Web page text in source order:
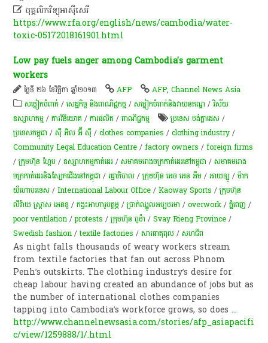
 បុគ្គលិកវិទ្យុ​អាស៊ីសេរី
https://www.rfa.org/english/news/cambodia/water-
toxic-05172018161901.html
Low pay fuels anger among Cambodia's garment
workers
ថ្ងៃទី ២៦ ខែវិច្ឆិកា ឆ្នាំ២០១៣ AFP AFP,Channel News Asia
សម្លៀក​បំពាក់​ /សេដ្ឋកិច្ច និងពាណិជ្ជកម្ម /​សម្លៀក​បំពាក់​និង​វាយ​ន​ភ​ណ្ឌ​ /វិស័យ
ឧស្សាហកម្ម /ការវិនិយោគ /ការផលិត​ /ពាណិជ្ជកម្ម ប្រទេស បង់ក្លាដេស /
ប្រទេសកម្ពុជា /ស៊ី អិល អ៊ី ស៊ី /clothes companies /clothing industry /
Community Legal Education Centre /factory owners /foreign firms
/ក្រុមហ៊ុន ហ្គែប /ឧស្សាហកម្មកាត់ដេរ /សមាគមរោងចក្រកាត់ដេរនៅកម្ពុជា /សមាគមរោង
ចក្រកាត់ដេរនិងស្បែកជើងនៅកម្ពុជា /រដ្ឋាភិបាល /ក្រុមហ៊ុន អេច អេន អឹម /អាយឡូ /ម៉ាក​
យីហោ​បរទេស​ /International Labour Office /Kaoway Sports /ក្រុមហ៊ុន
លីវ៉ាយ ស្ត្រាស អេនខូ /​កង្វះ​អាហារូបត្ថម្ភ /ប្រាក់​ឈ្នួល​អប្បបរមា /overwork /ភ្នំពេញ /
poor ventilation /protests /ក្រុមហ៊ុន ពូម៉ា /Svay Rieng Province /
Swedish fashion /textile factories /សារធាតុពុល /សហជីព
As night falls thousands of weary workers stream
from textile factories that fan out across Phnom
Penh’s outskirts. The clothing industry’s desire for
cheap labour having created an abundance of jobs but as
the number of international clothes companies
tapping into Cambodia’s workforce grows, so does...
http://www.channelnewsasia.com/stories/afp_asiapacifi
c/view/1259888/1/.html